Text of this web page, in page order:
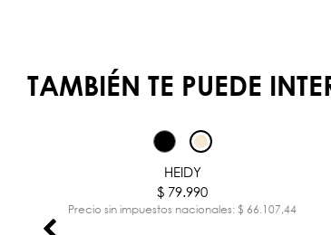
TAMBIÉN TE PUEDE
HEIDY
$ 79.990
Precio sin impuestos nacionales: $ 66.107,44